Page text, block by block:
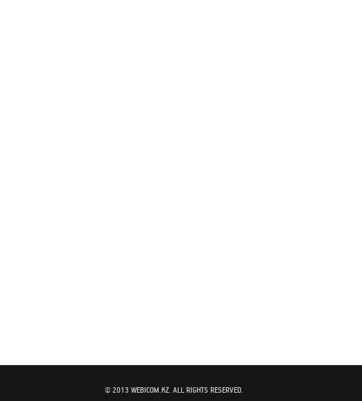
© 2013 WEBICOM.KZ. ALL RIGHTS RESERVED.